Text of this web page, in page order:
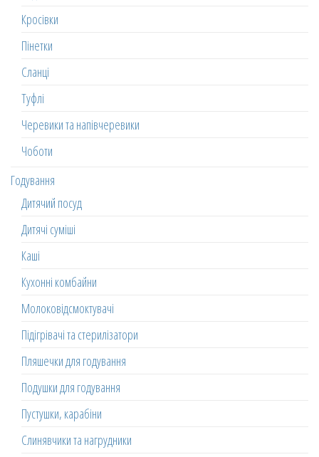
Кросівки
Пінетки
Сланці
Туфлі
Черевики та напівчеревики
Чоботи
Годування
Дитячий посуд
Дитячі суміші
Каші
Кухонні комбайни
Молоковідсмоктувачі
Підігрівачі та стерилізатори
Пляшечки для годування
Подушки для годування
Пустушки, карабіни
Слинявчики та нагрудники